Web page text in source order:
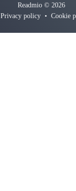
Readmio © 2026
Privacy policy • Cookie